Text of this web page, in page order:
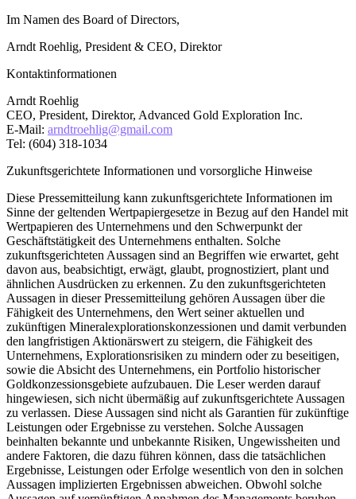
Im Namen des Board of Directors,
Arndt Roehlig, President & CEO, Direktor
Kontaktinformationen
Arndt Roehlig
CEO, President, Direktor, Advanced Gold Exploration Inc.
E-Mail: arndtroehlig@gmail.com
Tel: (604) 318-1034
Zukunftsgerichtete Informationen und vorsorgliche Hinweise
Diese Pressemitteilung kann zukunftsgerichtete Informationen im
Sinne der geltenden Wertpapiergesetze in Bezug auf den Handel mit
Wertpapieren des Unternehmens und den Schwerpunkt der
Geschäftstätigkeit des Unternehmens enthalten. Solche
zukunftsgerichteten Aussagen sind an Begriffen wie erwartet, geht
davon aus, beabsichtigt, erwägt, glaubt, prognostiziert, plant und
ähnlichen Ausdrücken zu erkennen. Zu den zukunftsgerichteten
Aussagen in dieser Pressemitteilung gehören Aussagen über die
Fähigkeit des Unternehmens, den Wert seiner aktuellen und
zukünftigen Mineralexplorationskonzessionen und damit verbunden
den langfristigen Aktionärswert zu steigern, die Fähigkeit des
Unternehmens, Explorationsrisiken zu mindern oder zu beseitigen,
sowie die Absicht des Unternehmens, ein Portfolio historischer
Goldkonzessionsgebiete aufzubauen. Die Leser werden darauf
hingewiesen, sich nicht übermäßig auf zukunftsgerichtete Aussagen
zu verlassen. Diese Aussagen sind nicht als Garantien für zukünftige
Leistungen oder Ergebnisse zu verstehen. Solche Aussagen
beinhalten bekannte und unbekannte Risiken, Ungewissheiten und
andere Faktoren, die dazu führen können, dass die tatsächlichen
Ergebnisse, Leistungen oder Erfolge wesentlich von den in solchen
Aussagen implizierten Ergebnissen abweichen. Obwohl solche